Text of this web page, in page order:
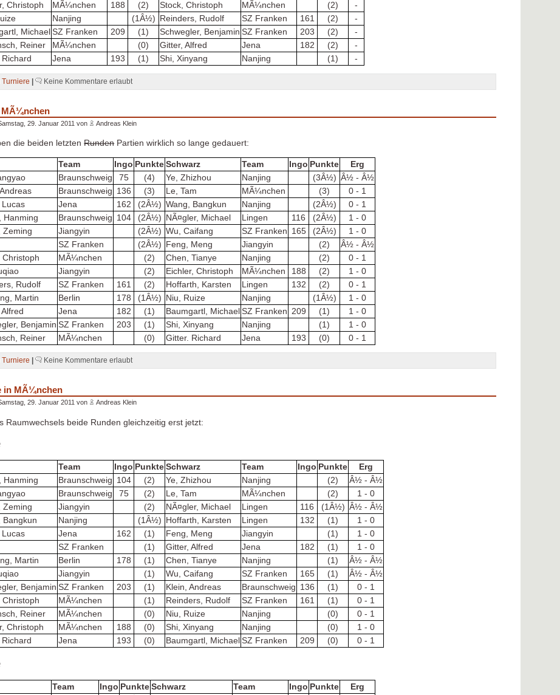
Christoph MÃ¼nchen 188 (2) Stock, Christoph MÃ¼nchen (2)
-
Nanjing (1Â½) Reinders, Rudolf SZ Franken 161 (2)
-
Michael SZ Franken 209 (1) Schwegler, Benjamin SZ Franken 203 (2)
-
Reiner MÃ¼nchen (0) Gitter, Alfred Jena 182 (2)
-
Jena 193 (1) Shi, Xinyang Nanjing (1) -
Turniere | Keine Kommentare erlaubt
MÃ¼nchen
29. Januar 2011 von Andreas Klein
die beiden letztenRundenPartien wirklich so lange gedauert:
Team Ingo Punkte Schwarz Team Ingo Punkte
Erg
Braunschweig 75 (4) Ye, Zhizhou Nanjing (3Â½) Â½ - Â½
Braunschweig 136 (3) Le, Tam MÃ¼nchen (3)
0 - 1
Lucas Jena 162 (2Â½) Wang, Bangkun Nanjing (2Â½)
0 - 1
Hanming Braunschweig 104 (2Â½) NÃ¤gler, Michael Lingen 116 (2Â½)
1 - 0
Zeming Jiangyin (2Â½) Wu, Caifang SZ Franken 165 (2Â½)
1 - 0
SZ Franken (2Â½) Feng, Meng Jiangyin (2)
Â½ - Â½
Christoph MÃ¼nchen (2) Chen, Tianye Nanjing (2)
0 - 1
Jiangyin (2) Eichler, Christoph MÃ¼nchen 188 (2)
1 - 0
Rudolf SZ Franken 161 (2) Hoffarth, Karsten Lingen 132 (2)
0 - 1
Martin Berlin 178 (1Â½) Niu, Ruize Nanjing (1Â½)
1 - 0
Jena 182 (1) Baumgartl, Michael SZ Franken 209 (1)
1 - 0
Benjamin SZ Franken 203 (1) Shi, Xinyang Nanjing (1)
1 - 0
Reiner MÃ¼nchen (0) Gitter. Richard Jena 193 (0) 0 - 1
Turniere Keine Kommentare erlaubt
in MÃ¼nchen
29. Januar 2011 von Andreas Klein
Raumwechsels beide Runden gleichzeitig erst jetzt:
Team Ingo Punkte Schwarz Team Ingo Punkte
Erg
Hanming Braunschweig 104 (2) Ye, Zhizhou Nanjing (2)
Â½ - Â½
Braunschweig 75 (2) Le, Tam MÃ¼nchen (2)
1 - 0
Zeming Jiangyin (2) NÃ¤gler, Michael Lingen 116 (1Â½) Â½ - Â½
Bangkun Nanjing (1Â½) Hoffarth, Karsten Lingen 132 (1)
1 - 0
Lucas Jena 162 (1) Feng, Meng Jiangyin (1)
1 - 0
SZ Franken (1) Gitter, Alfred Jena 182 (1)
1 - 0
Martin Berlin 178 (1) Chen, Tianye Nanjing (1)
Â½ - Â½
Jiangyin (1) Wu, Caifang SZ Franken 165 (1)
Â½ - Â½
Benjamin SZ Franken 203 (1) Klein, Andreas Braunschweig 136 (1)
0 - 1
Christoph MÃ¼nchen (1) Reinders, Rudolf SZ Franken 161 (1)
0 - 1
Reiner MÃ¼nchen (0) Niu, Ruize Nanjing (0)
0 - 1
Christoph MÃ¼nchen 188 (0) Shi, Xinyang Nanjing (0)
1 - 0
Jena 193 (0) Baumgartl, Michael SZ Franken 209 (0) 0 - 1
Team Ingo Punkte Schwarz Team Ingo Punkte
Erg